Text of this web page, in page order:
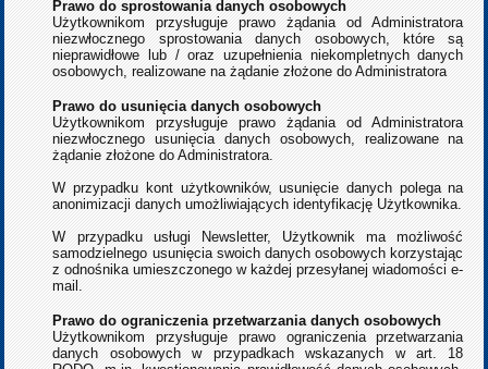
Prawo do sprostowania danych osobowych
Użytkownikom przysługuje prawo żądania od Administratora
niezwłocznego sprostowania danych osobowych, które są
nieprawidłowe lub / oraz uzupełnienia niekompletnych danych
osobowych, realizowane na żądanie złożone do Administratora
Prawo do usunięcia danych osobowych
Użytkownikom przysługuje prawo żądania od Administratora
niezwłocznego usunięcia danych osobowych, realizowane na
żądanie złożone do Administratora.
W przypadku kont użytkowników, usunięcie danych polega na
anonimizacji danych umożliwiających identyfikację Użytkownika.
W przypadku usługi Newsletter, Użytkownik ma możliwość
samodzielnego usunięcia swoich danych osobowych korzystając
z odnośnika umieszczonego w każdej przesyłanej wiadomości e-
mail.
Prawo do ograniczenia przetwarzania danych osobowych
Użytkownikom przysługuje prawo ograniczenia przetwarzania
danych osobowych w przypadkach wskazanych w art. 18